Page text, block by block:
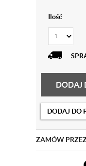
Ilość
DODAJ
DODAJ DO
ZAMÓW